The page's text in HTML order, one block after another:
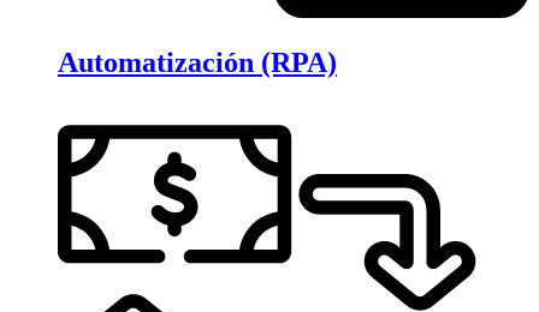
Automatización (RPA)